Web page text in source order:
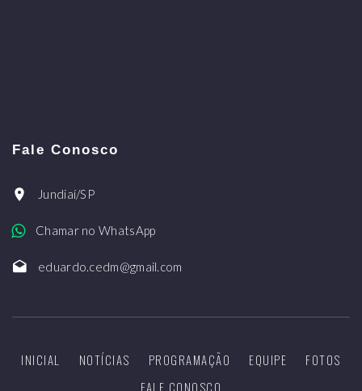
Fale Conosco
Jundiaí/SP
Chamar no WhatsApp
eduardo.cedm@gmail.com
INICIAL NOTÍCIAS PROGRAMAÇÃO EQUIPE
FOTOS
FALE CONOSCO